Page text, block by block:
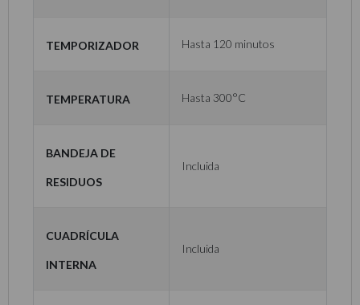
Temporizador Hasta 120 minutos
Temperatura Hasta 300°C
Bandeja de
residuos
Incluida
Cuadrícula
interna
Incluida